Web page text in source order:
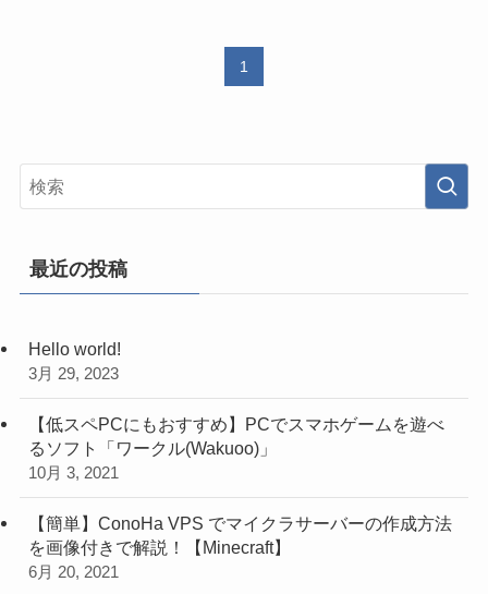
1
最近の投稿
Hello world!
3月 29, 2023
【低スペPCにもおすすめ】PCでスマホゲームを遊べ
るソフト「ワークル(Wakuoo)」
10月 3, 2021
【簡単】ConoHa VPS でマイクラサーバーの作成方法
を画像付きで解説！【Minecraft】
6月 20, 2021